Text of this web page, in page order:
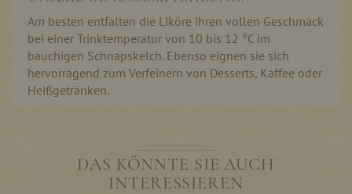
Am besten entfalten die Liköre ihren vollen Geschmack
bei einer Trinktemperatur von 10 bis 12 °C im
bauchigen Schnapskelch. Ebenso eignen sie sich
hervorragend zum Verfeinern von Desserts, Kaffee oder
Heißgetränken.
DAS KÖNNTE SIE AUCH
INTERESSIEREN